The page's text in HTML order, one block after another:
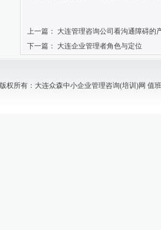
上一篇：
大连管理咨询公司看沟通障碍的
下一篇：
大连企业管理者角色与定位
版权所有：大连众森中小企业管理咨询(培训)网 值